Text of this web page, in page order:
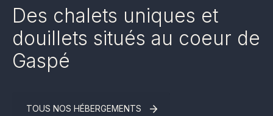
Des chalets uniques et
douillets situés au coeur de
Gaspé
TOUS NOS HÉBERGEMENTS